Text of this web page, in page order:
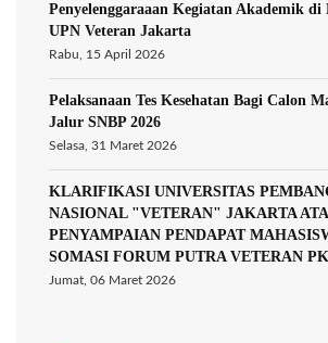
Penyelenggaraaan Kegiatan Akademik
UPN Veteran Jakarta
Rabu, 15 April 2026
Pelaksanaan Tes Kesehatan Bagi Calon
Jalur SNBP 2026
Selasa, 31 Maret 2026
KLARIFIKASI UNIVERSITAS
NASIONAL "VETERAN" JAKARTA
PENYAMPAIAN PENDAPAT
SOMASI FORUM PUTRA VETERAN
Jumat, 06 Maret 2026